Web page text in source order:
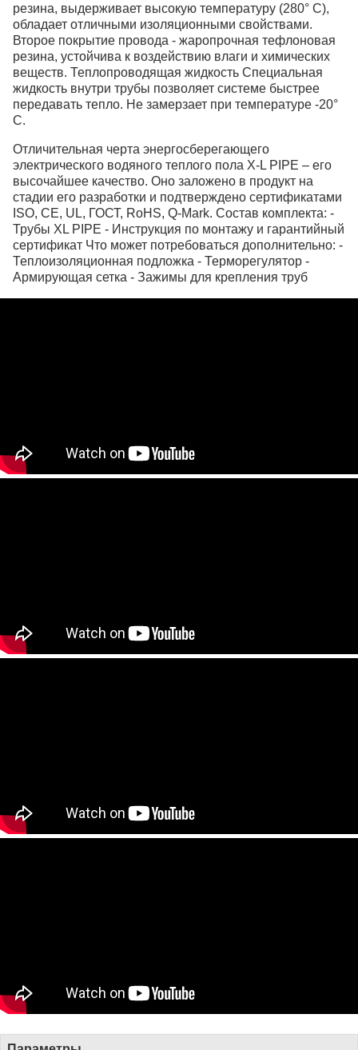
резина, выдерживает высокую температуру (280° С),
обладает отличными изоляционными свойствами.
Второе покрытие провода - жаропрочная тефлоновая
резина, устойчива к воздействию влаги и химических
веществ. Теплопроводящая жидкость Специальная
жидкость внутри трубы позволяет системе быстрее
передавать тепло. Не замерзает при температуре -20°
С.
Отличительная черта энергосберегающего
электрического водяного теплого пола X-L PIPE – его
высочайшее качество. Оно заложено в продукт на
стадии его разработки и подтверждено сертификатами
ISO, CE, UL, ГОСТ, RoHS, Q-Mark. Состав комплекта: -
Трубы XL PIPE - Инструкция по монтажу и гарантийный
сертификат Что может потребоваться дополнительно: -
Теплоизоляционная подложка - Терморегулятор -
Армирующая сетка - Зажимы для крепления труб